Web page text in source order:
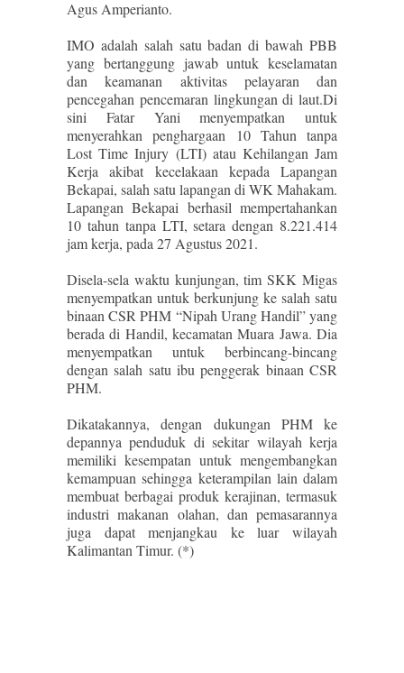
Agus Amperianto.
IMO adalah salah satu badan di bawah PBB
yang bertanggung jawab untuk keselamatan
dan keamanan aktivitas pelayaran dan
pencegahan pencemaran lingkungan di laut.Di
sini Fatar Yani menyempatkan untuk
menyerahkan penghargaan 10 Tahun tanpa
Lost Time Injury (LTI) atau Kehilangan Jam
Kerja akibat kecelakaan kepada Lapangan
Bekapai, salah satu lapangan di WK Mahakam.
Lapangan Bekapai berhasil mempertahankan
10 tahun tanpa LTI, setara dengan 8.221.414
jam kerja, pada 27 Agustus 2021.
Disela-sela waktu kunjungan, tim SKK Migas
menyempatkan untuk berkunjung ke salah satu
binaan CSR PHM “Nipah Urang Handil” yang
berada di Handil, kecamatan Muara Jawa. Dia
menyempatkan untuk berbincang-bincang
dengan salah satu ibu penggerak binaan CSR
PHM.
Dikatakannya, dengan dukungan PHM ke
depannya penduduk di sekitar wilayah kerja
memiliki kesempatan untuk mengembangkan
kemampuan sehingga keterampilan lain dalam
membuat berbagai produk kerajinan, termasuk
industri makanan olahan, dan pemasarannya
juga dapat menjangkau ke luar wilayah
Kalimantan Timur. (*)